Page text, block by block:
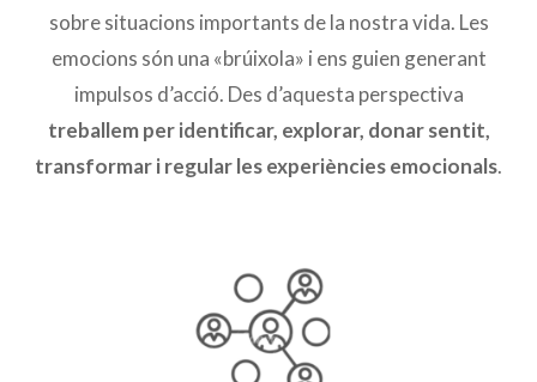
sobre situacions importants de la nostra vida. Les
emocions són una «brúixola» i ens guien generant
impulsos d’acció. Des d’aquesta perspectiva
treballem per identificar, explorar, donar sentit,
transformar i regular les experiències emocionals.